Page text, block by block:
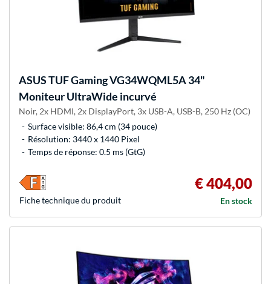
ASUSTUF Gaming VG34WQML5A 34"
Moniteur UltraWide incurvé
Noir, 2x HDMI, 2x DisplayPort, 3x USB-A, USB-B, 250 Hz (OC)
Surface visible: 86,4 cm (34 pouce)
Résolution: 3440 x 1440 Pixel
Temps de réponse: 0.5 ms (GtG)
€ 404,00
En stock
Fiche technique du produit